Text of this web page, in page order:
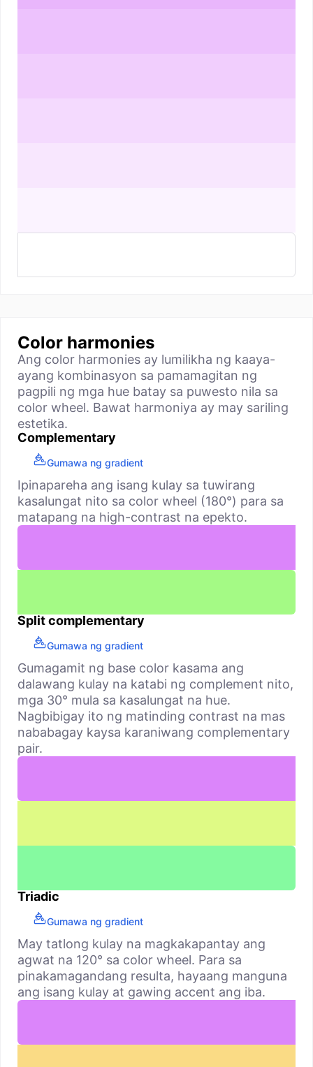
Color harmonies
Ang color harmonies ay lumilikha ng kaaya-
ayang kombinasyon sa pamamagitan ng
pagpili ng mga hue batay sa puwesto nila sa
color wheel. Bawat harmoniya ay may sariling
estetika.
Complementary
Gumawa ng gradient
Ipinapareha ang isang kulay sa tuwirang
kasalungat nito sa color wheel (180°) para sa
matapang na high-contrast na epekto.
Split complementary
Gumawa ng gradient
Gumagamit ng base color kasama ang
dalawang kulay na katabi ng complement nito,
mga 30° mula sa kasalungat na hue.
Nagbibigay ito ng matinding contrast na mas
nababagay kaysa karaniwang complementary
pair.
Triadic
Gumawa ng gradient
May tatlong kulay na magkakapantay ang
agwat na 120° sa color wheel. Para sa
pinakamagandang resulta, hayaang manguna
ang isang kulay at gawing accent ang iba.